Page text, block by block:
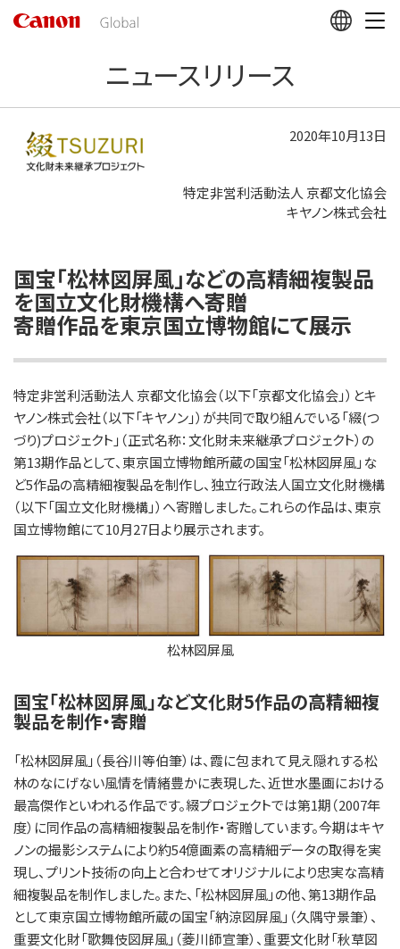
の
ニュースリリース
2020年10月13日
特定非営利活動法人 京都文化協会
キヤノン株式会社
国宝「松林図屏風」などの高精細複製品
を国立文化財機構へ寄贈
寄贈作品を東京国立博物館にて展示
特定非営利活動法人 京都文化協会（以下「京都文化協会」）とキ
ヤノン株式会社（以下「キヤノン」）が共同で取り組んでいる「綴(つ
づり)プロジェクト」（正式名称：文化財未来継承プロジェクト）の
第13期作品として、東京国立博物館所蔵の国宝「松林図屏風」な
ど5作品の高精細複製品を制作し、独立行政法人国立文化財機構
（以下「国立文化財機構」）へ寄贈しました。これらの作品は、東京
国立博物館にて10月27日より展示されます。
松林図屏風
国宝「松林図屏風」など文化財5作品の高精細複
製品を制作・寄贈
「松林図屏風」（長谷川等伯筆）は、霞に包まれて見え隠れする松
林のなにげない風情を情緒豊かに表現した、近世水墨画における
最高傑作といわれる作品です。綴プロジェクトでは第1期（2007年
度）に同作品の高精細複製品を制作・寄贈しています。今期はキヤ
ノンの撮影システムにより約54億画素の高精細データの取得を実
現し、プリント技術の向上と合わせてオリジナルにより忠実な高精
細複製品を制作しました。また、「松林図屏風」の他、第13期作品
として東京国立博物館所蔵の国宝「納涼図屏風」（久隅守景筆）、
重要文化財「歌舞伎図屏風」（菱川師宣筆）、重要文化財「秋草図